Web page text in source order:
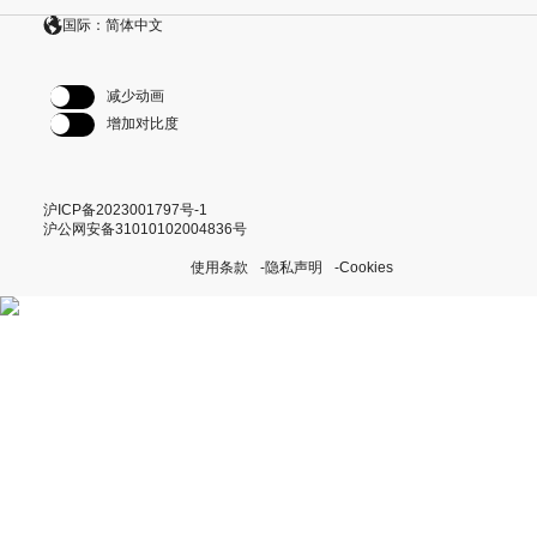
国际：简体中文
减少动画
增加对比度
沪ICP备2023001797号-1
沪公网安备31010102004836号
使用条款 隐私声明 Cookies